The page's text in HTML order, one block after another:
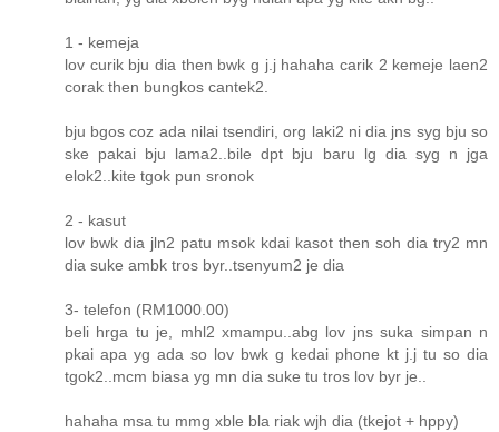
1 - kemeja
lov curik bju dia then bwk g j.j hahaha carik 2 kemeje laen2
corak then bungkos cantek2.
bju bgos coz ada nilai tsendiri, org laki2 ni dia jns syg bju so
ske pakai bju lama2..bile dpt bju baru lg dia syg n jga
elok2..kite tgok pun sronok
2 - kasut
lov bwk dia jln2 patu msok kdai kasot then soh dia try2 mn
dia suke ambk tros byr..tsenyum2 je dia
3- telefon (RM1000.00)
beli hrga tu je, mhl2 xmampu..abg lov jns suka simpan n
pkai apa yg ada so lov bwk g kedai phone kt j.j tu so dia
tgok2..mcm biasa yg mn dia suke tu tros lov byr je..
hahaha msa tu mmg xble bla riak wjh dia (tkejot + hppy)